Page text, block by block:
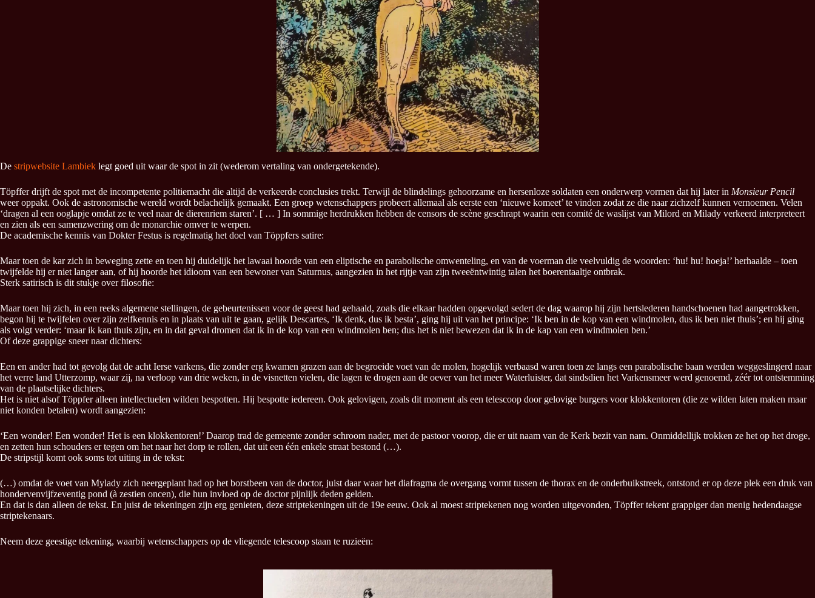
De stripwebsite Lambiek legt goed uit waar de spot in zit (wederom vertaling van ondergetekende).
Töpffer drijft de spot met de incompetente politiemacht die altijd de verkeerde conclusies trekt. Terwijl de blindelings gehoorzame en hersenloze soldaten een onderwerp vormen dat hij later in Monsieur Pencil
weer oppakt. Ook de astronomische wereld wordt belachelijk gemaakt. Een groep wetenschappers probeert allemaal als eerste een ‘nieuwe komeet’ te vinden zodat ze die naar zichzelf kunnen vernoemen. Velen
‘dragen al een ooglapje omdat ze te veel naar de dierenriem staren’. [ … ] In sommige herdrukken hebben de censors de scène geschrapt waarin een comité de waslijst van Milord en Milady verkeerd interpreteert
en zien als een samenzwering om de monarchie omver te werpen.
De academische kennis van Dokter Festus is regelmatig het doel van Töppfers satire:
Maar toen de kar zich in beweging zette en toen hij duidelijk het lawaai hoorde van een eliptische en parabolische omwenteling, en van de voerman die veelvuldig de woorden: ‘hu! hu! hoeja!’ herhaalde – toen
twijfelde hij er niet langer aan, of hij hoorde het idioom van een bewoner van Saturnus, aangezien in het rijtje van zijn tweeëntwintig talen het boerentaaltje ontbrak.
Sterk satirisch is dit stukje over filosofie:
Maar toen hij zich, in een reeks algemene stellingen, de gebeurtenissen voor de geest had gehaald, zoals die elkaar hadden opgevolgd sedert de dag waarop hij zijn hertslederen handschoenen had aangetrokken,
begon hij te twijfelen over zijn zelfkennis en in plaats van uit te gaan, gelijk Descartes, ‘Ik denk, dus ik besta’, ging hij uit van het principe: ‘Ik ben in de kop van een windmolen, dus ik ben niet thuis’; en hij ging
als volgt verder: ‘maar ik kan thuis zijn, en in dat geval dromen dat ik in de kop van een windmolen ben; dus het is niet bewezen dat ik in de kap van een windmolen ben.’
Of deze grappige sneer naar dichters:
Een en ander had tot gevolg dat de acht Ierse varkens, die zonder erg kwamen grazen aan de begroeide voet van de molen, hogelijk verbaasd waren toen ze langs een parabolische baan werden weggeslingerd naar
het verre land Utterzomp, waar zij, na verloop van drie weken, in de visnetten vielen, die lagen te drogen aan de oever van het meer Waterluister, dat sindsdien het Varkensmeer werd genoemd, zéér tot ontstemming
van de plaatselijke dichters.
Het is niet alsof Töppfer alleen intellectuelen wilden bespotten. Hij bespotte iedereen. Ook gelovigen, zoals dit moment als een telescoop door gelovige burgers voor klokkentoren (die ze wilden laten maken maar
niet konden betalen) wordt aangezien:
‘Een wonder! Een wonder! Het is een klokkentoren!’ Daarop trad de gemeente zonder schroom nader, met de pastoor voorop, die er uit naam van de Kerk bezit van nam. Onmiddellijk trokken ze het op het droge,
en zetten hun schouders er tegen om het naar het dorp te rollen, dat uit een één enkele straat bestond (…).
De stripstijl komt ook soms tot uiting in de tekst:
(…) omdat de voet van Mylady zich neergeplant had op het borstbeen van de doctor, juist daar waar het diafragma de overgang vormt tussen de thorax en de onderbuikstreek, ontstond er op deze plek een druk van
hondervenvijfzeventig pond (à zestien oncen), die hun invloed op de doctor pijnlijk deden gelden.
En dat is dan alleen de tekst. En juist de tekeningen zijn erg genieten, deze striptekeningen uit de 19e eeuw. Ook al moest striptekenen nog worden uitgevonden, Töpffer tekent grappiger dan menig hedendaagse
striptekenaars.
Neem deze geestige tekening, waarbij wetenschappers op de vliegende telescoop staan te ruzieën: